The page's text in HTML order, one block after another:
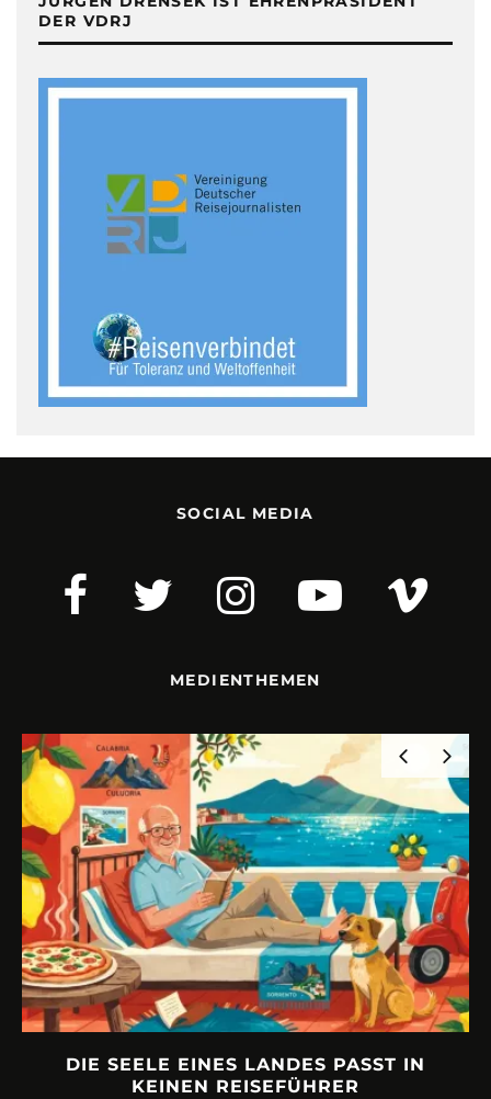
DER VDRJ
SOCIAL MEDIA
MEDIENTHEMEN
DIE SEELE EINES LANDES PASST IN
KEINEN REISEFÜHRER